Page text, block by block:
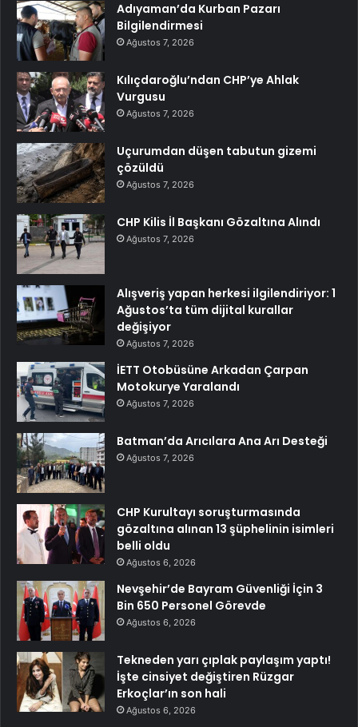
Adıyaman’da Kurban Pazarı
Bilgilendirmesi
Ağustos 7, 2026
Kılıçdaroğlu’ndan CHP’ye Ahlak
Vurgusu
Ağustos 7, 2026
Uçurumdan düşen tabutun gizemi
çözüldü
Ağustos 7, 2026
CHP Kilis İl Başkanı Gözaltına Alındı
Ağustos 7, 2026
Alışveriş yapan herkesi ilgilendiriyor: 1
Ağustos’ta tüm dijital kurallar
değişiyor
Ağustos 7, 2026
İETT Otobüsüne Arkadan Çarpan
Motokurye Yaralandı
Ağustos 7, 2026
Batman’da Arıcılara Ana Arı Desteği
Ağustos 7, 2026
CHP Kurultayı soruşturmasında
gözaltına alınan 13 şüphelinin isimleri
belli oldu
Ağustos 6, 2026
Nevşehir’de Bayram Güvenliği İçin 3
Bin 650 Personel Görevde
Ağustos 6, 2026
Tekneden yarı çıplak paylaşım yaptı!
İşte cinsiyet değiştiren Rüzgar
Erkoçlar’ın son hali
Ağustos 6, 2026